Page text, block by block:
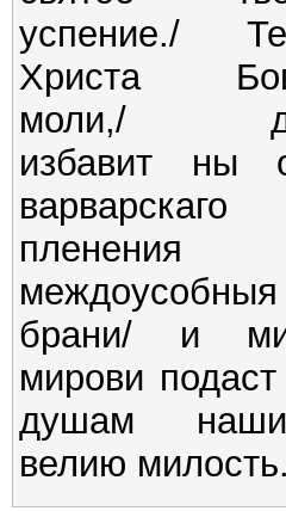
успение./
Христа
моли,/
избавит ны
варварскаго
пленения
междоусобныя
брани/ и
мирови
душам
велию